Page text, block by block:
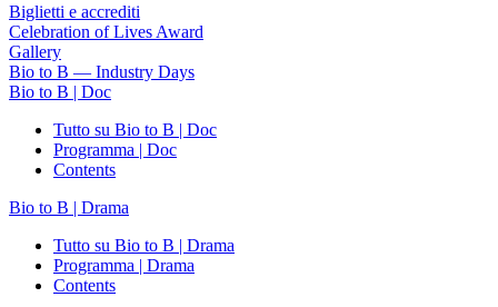
Biglietti e accrediti
Celebration of Lives Award
Gallery
Bio to B — Industry Days
Bio to B | Doc
Tutto su Bio to B | Doc
Programma | Doc
Contents
Bio to B | Drama
Tutto su Bio to B | Drama
Programma | Drama
Contents